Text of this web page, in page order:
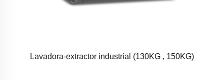
Lavadora-extractor industrial (130KG , 150KG)